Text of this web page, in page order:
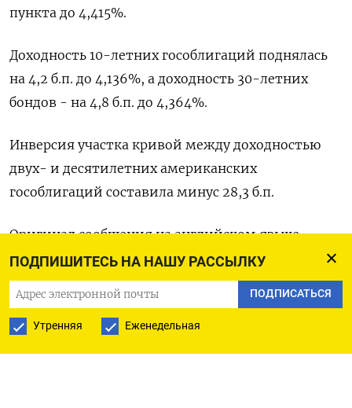
ПОДПИШИТЕСЬ НА НАШУ РАССЫЛКУ
ПОДПИСАТЬСЯ
Утренняя Еженедельная
пункта до 4,415%.
Доходность 10-летних гособлигаций поднялась
на 4,2 б.п. до 4,136%, а доходность 30-летних
бондов - на 4,8 б.п. до 4,364%.
Инверсия участка кривой между доходностью
двух- и десятилетних американских
гособлигаций составила минус 28,3 б.п.
Оригинал сообщения на английском языке
доступен по коду:
(Герберт Лэш при участии Карен Бреттелл)